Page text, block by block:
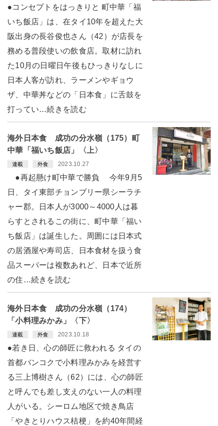
●コンセプトをはっきりと 町中華「福
いち飯店」は、在タイ10年を超えた大
阪出身の長谷俊也さん（42）が店長を
務める普段使いの飲食店。取材に訪れ
た10月の日曜日午後もひっきりなしに
日本人客が訪れ、ラーメンやギョウ
ザ、中華丼などの「日本食」に舌鼓を
打ってい…続きを読む
海外日本食 成功の分水嶺（175）町
中華「福いち飯店」〈上〉
連載 外食 2023.10.27
●再起懸け町中華で勝負 今年9月5
日、タイ東部チョンブリー県シーラチ
ャー郡。日本人が3000～4000人は暮
らすとされるこの街に、町中華「福い
ち飯店」は誕生した。周囲には日本式
の居酒屋や寿司店、日本食材を扱う食
品スーパーは複数あれど、日本で近所
の住…続きを読む
海外日本食 成功の分水嶺（174）
「小料理みかみ」〈下〉
連載 外食 2023.10.18
●若き日、心の師匠に救われる タイの
首都バンコクで小料理みかみを経営す
る三上博樹さん（62）には、心の師匠
と呼んでも差し支えのない一人の料理
人がいる。シーロム地区で焼き鳥店
「やきとりハウス桔梗」を約40年間経